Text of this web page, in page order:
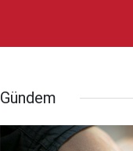
Gündem